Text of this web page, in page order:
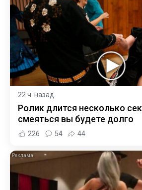
22 ч. назад
Ролик длится несколько
смеяться вы будете долго
226 54 44